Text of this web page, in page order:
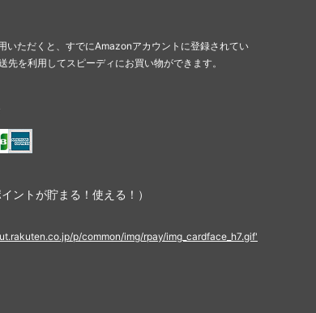
いただくと、すでにAmazonアカウントに登録されてい
先を利用してスピーディにお買い物ができます。
ントが貯まる！使える！）
p/common/img/rpay/img_cardface_h7.gif'